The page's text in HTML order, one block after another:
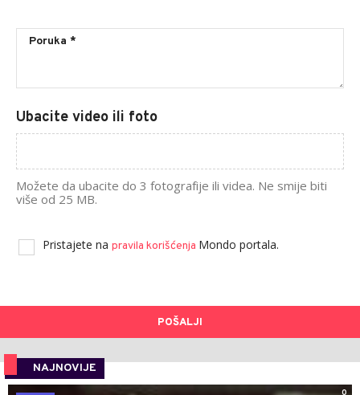
Ubacite video ili foto
Možete da ubacite do 3 fotografije ili videa. Ne smije biti
više od 25 MB.
Pristajete na pravila korišćenja Mondo portala.
POŠALJI
NAJNOVIJE
0